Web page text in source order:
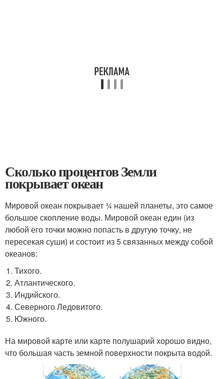
Сколько процентов Земли
покрывает океан
Мировой океан покрывает ¾ нашей планеты, это самое
большое скопление воды. Мировой океан един (из
любой его точки можно попасть в другую точку, не
пересекая суши) и состоит из 5 связанных между собой
океанов:
Тихого.
Атлантического.
Индийского.
Северного Ледовитого.
Южного.
На мировой карте или карте полушарий хорошо видно,
что большая часть земной поверхности покрыта водой.